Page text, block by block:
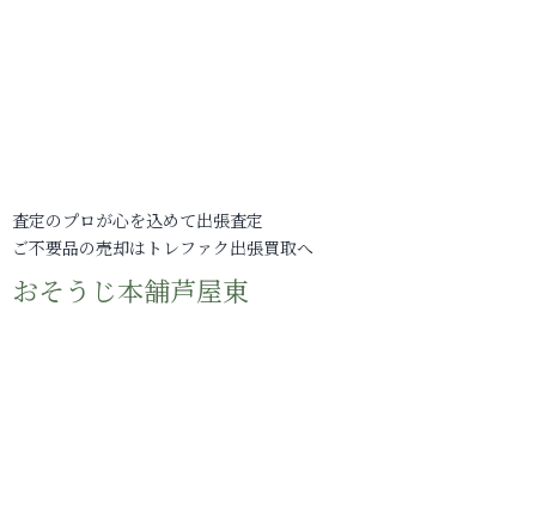
査定のプロが心を込めて出張査定
ご不要品の売却はトレファク出張買取へ
おそうじ本舗芦屋東